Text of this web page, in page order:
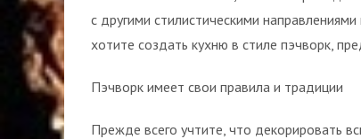
с другими стилистическими
хотите создать кухню в стиле пэчворк,
Пэчворк имеет свои правила и традиции
Прежде всего учтите, что декорировать